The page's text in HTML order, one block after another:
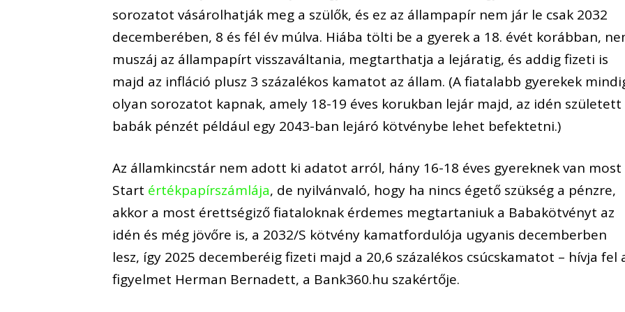
sorozatot vásárolhatják meg a szülők, és ez az állampapír nem jár le csak 2032
decemberében, 8 és fél év múlva. Hiába tölti be a gyerek a 18. évét korábban,
muszáj az állampapírt visszaváltania, megtarthatja a lejáratig, és addig fizeti is
majd az infláció plusz 3 százalékos kamatot az állam. (A fiatalabb gyerekek
olyan sorozatot kapnak, amely 18-19 éves korukban lejár majd, az idén született
babák pénzét például egy 2043-ban lejáró kötvénybe lehet befektetni.)
Az államkincstár nem adott ki adatot arról, hány 16-18 éves gyereknek van most
Start értékpapírszámlája, de nyilvánvaló, hogy ha nincs égető szükség a pénzre,
akkor a most érettségiző fiataloknak érdemes megtartaniuk a Babakötvényt az
idén és még jövőre is, a 2032/S kötvény kamatfordulója ugyanis decemberben
lesz, így 2025 decemberéig fizeti majd a 20,6 százalékos csúcskamatot – hívja fel
figyelmet Herman Bernadett, a Bank360.hu szakértője.